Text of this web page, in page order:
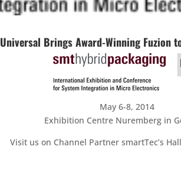
Universal Brings Award-Winning Fuzion
May 6-8, 2014
Exhibition Centre Nuremberg in
Visit us on Channel Partner smartTec’s